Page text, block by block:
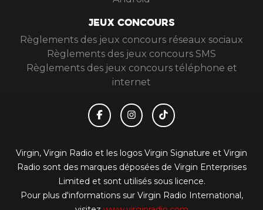
JEUX CONCOURS
Règlements des jeux concours réseaux sociaux
Règlements des jeux concours SMS
Règlements des jeux concours téléphone et
internet
Virgin, Virgin Radio et les logos Virgin Signature et Virgin
Radio sont des marques déposées de Virgin Enterprises
Limited et sont utilisés sous licence.
Pour plus d'informations sur Virgin Radio International,